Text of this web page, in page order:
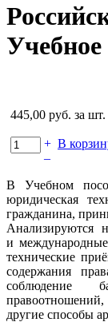
Учебное
445,00 руб. за шт.
+
–
В
В Учебном
юридическая
гражданина,
Анализируются
и
технические
содержания
соблюдение
правоотношений,
другие способы